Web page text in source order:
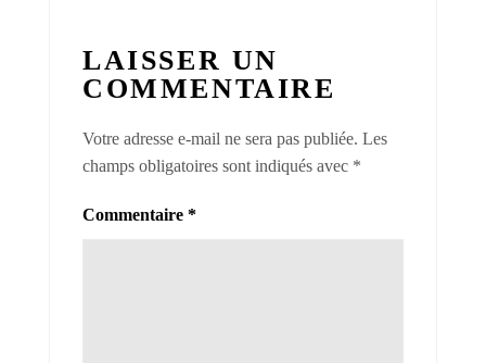
LAISSER UN
COMMENTAIRE
Votre adresse e-mail ne sera pas publiée. Les
champs obligatoires sont indiqués avec *
Commentaire *